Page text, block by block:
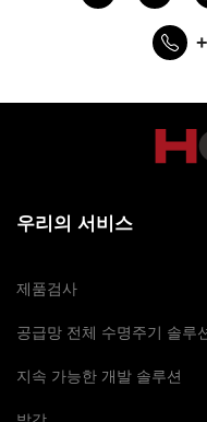
우리의 서비스
제품검사
공급망 전체 수명주기 솔루
지속 가능한 개발 솔루션